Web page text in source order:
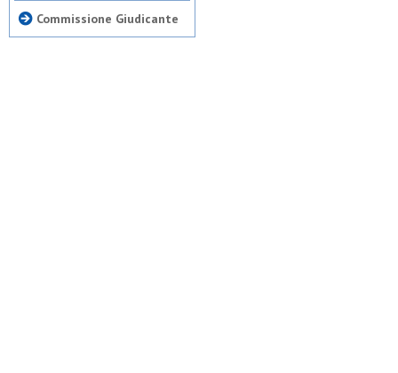
Commissione Giudicante